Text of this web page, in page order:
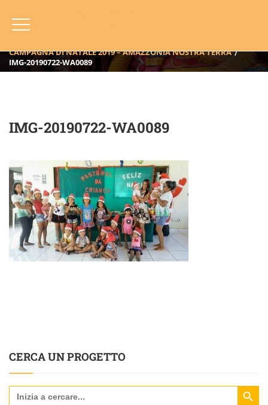
IMG-20190722-WA0089
CAMPAGNA DI NATALE 2019 – AMAZZONIA NOSTRA TERRA
IMG-20190722-WA0089
IMG-20190722-WA0089
CERCA UN PROGETTO
Search
for:
Search